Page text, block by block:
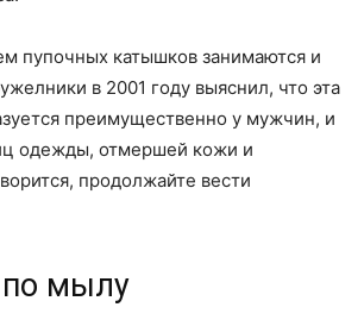
пупочных катышков занимаются и
в 2001 году выяснил, что эта
преимущественно у мужчин, и
одежды, отмершей кожи и
продолжайте вести
по мылу